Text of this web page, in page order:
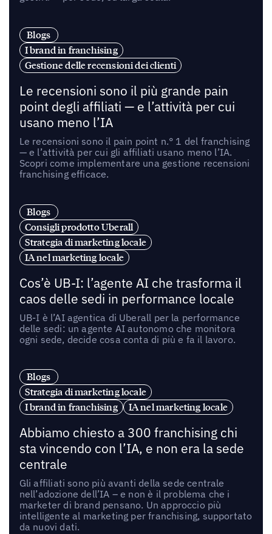
Blogs
I brand in franchising
Gestione delle recensioni dei clienti
Le recensioni sono il più grande pain
point degli affiliati — e l’attività per cui
usano meno l’IA
Le recensioni sono il pain point n.° 1 del franchising
— e l’attività per cui gli affiliati usano meno l’IA.
Scopri come implementare una gestione recensioni
franchising efficace.
Blogs
Consigli prodotto Uberall
Strategia di marketing locale
IA nel marketing locale
Cos’è UB-I: l’agente AI che trasforma il
caos delle sedi in performance locale
UB-I è l’AI agentica di Uberall per la performance
delle sedi: un agente AI autonomo che monitora
ogni sede, decide cosa conta di più e fa il lavoro.
Blogs
Strategia di marketing locale
I brand in franchising
IA nel marketing locale
Abbiamo chiesto a 300 franchising chi
sta vincendo con l’IA, e non era la sede
centrale
Gli affiliati sono più avanti della sede centrale
nell’adozione dell’IA – e non è il problema che i
marketer di brand pensano. Un approccio più
intelligente al marketing per franchising, supportato
da nuovi dati.